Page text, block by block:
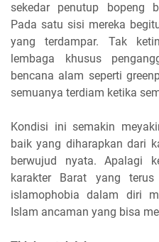
sekedar penutup bopeng
Pada satu sisi mereka
yang terdampar. Tak
lembaga khusus
bencana alam seperti
semuanya terdiam ketika
Kondisi ini semakin
baik yang diharapkan dari
berwujud nyata. Apalagi
karakter Barat yang
islamophobia dalam diri
Islam ancaman yang bisa